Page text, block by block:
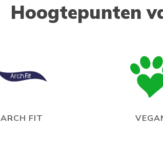
Hoogtepunten
ARCH FIT